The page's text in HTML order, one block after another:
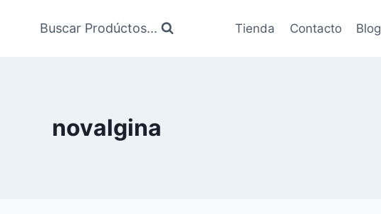
Buscar Prodúctos... Tienda Contacto Blog
novalgina